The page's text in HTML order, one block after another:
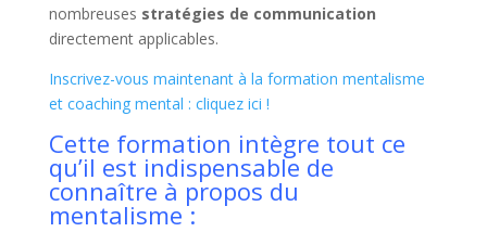
nombreuses stratégies de communication
directement applicables.
Inscrivez-vous maintenant à la formation mentalisme
et coaching mental : cliquez ici !
Cette formation intègre tout ce
qu’il est indispensable de
connaître à propos du
mentalisme :